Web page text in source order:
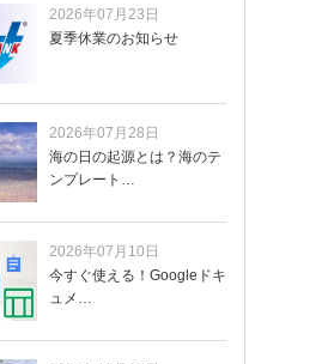
2026年07月23日
夏季休業のお知らせ
2026年07月28日
海の日の起源とは？海のテ
ンプレート…
2026年07月10日
今すぐ使える！Googleドキ
ュメ…